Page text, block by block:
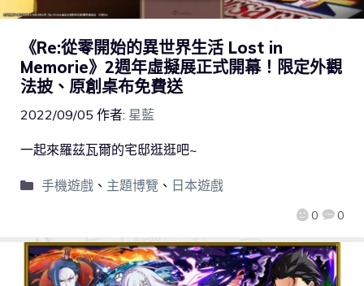
《Re:從零開始的異世界生活 Lost in
Memorie》2週年虛擬展正式開幕！限定外觀
法披、原創桌布免費送
2022/09/05 作者: 星藍
0 0
一起來羅茲瓦爾的宅邸逛逛吧~
手機遊戲、 主題博覽 、 日本遊戲